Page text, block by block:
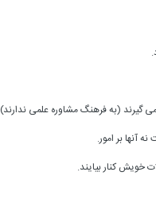
گیرند (به فرهنگ مشاوره علمی
آنها بر امور.
خویش کنار بیایند.